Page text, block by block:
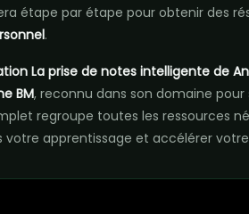
étape par étape pour obtenir des
.
La prise de notes intelligente de
BM, reconnu dans son domaine
regroupe toutes les ressources
apprentissage et accélérer